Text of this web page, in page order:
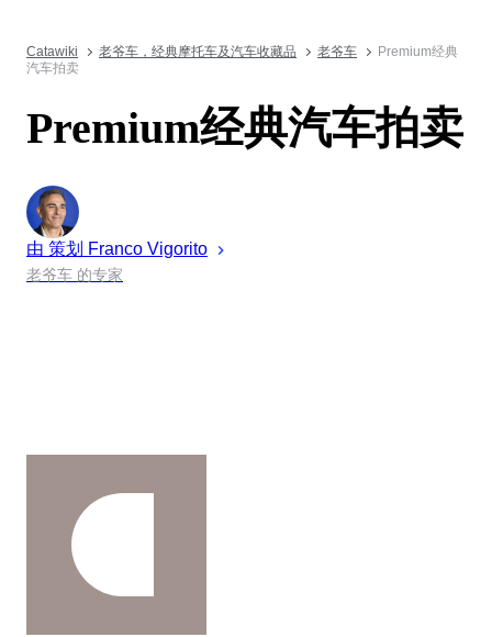
Catawiki 老爷车，经典摩托车及汽车收藏品 老爷车
Premium经典
汽车拍卖
Premium经典汽车拍卖
由 策划 Franco Vigorito
老爷车 的专家